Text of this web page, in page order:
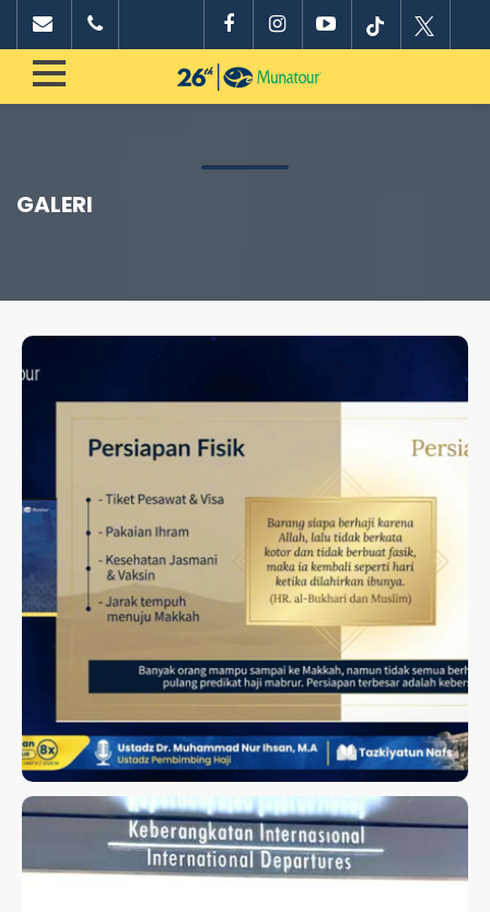
GALERI
KAJIAN TAZKIATUN NAFS
BERSAMA USTADZ DR.
MUHAMMAD NUR IHSAN, M.A